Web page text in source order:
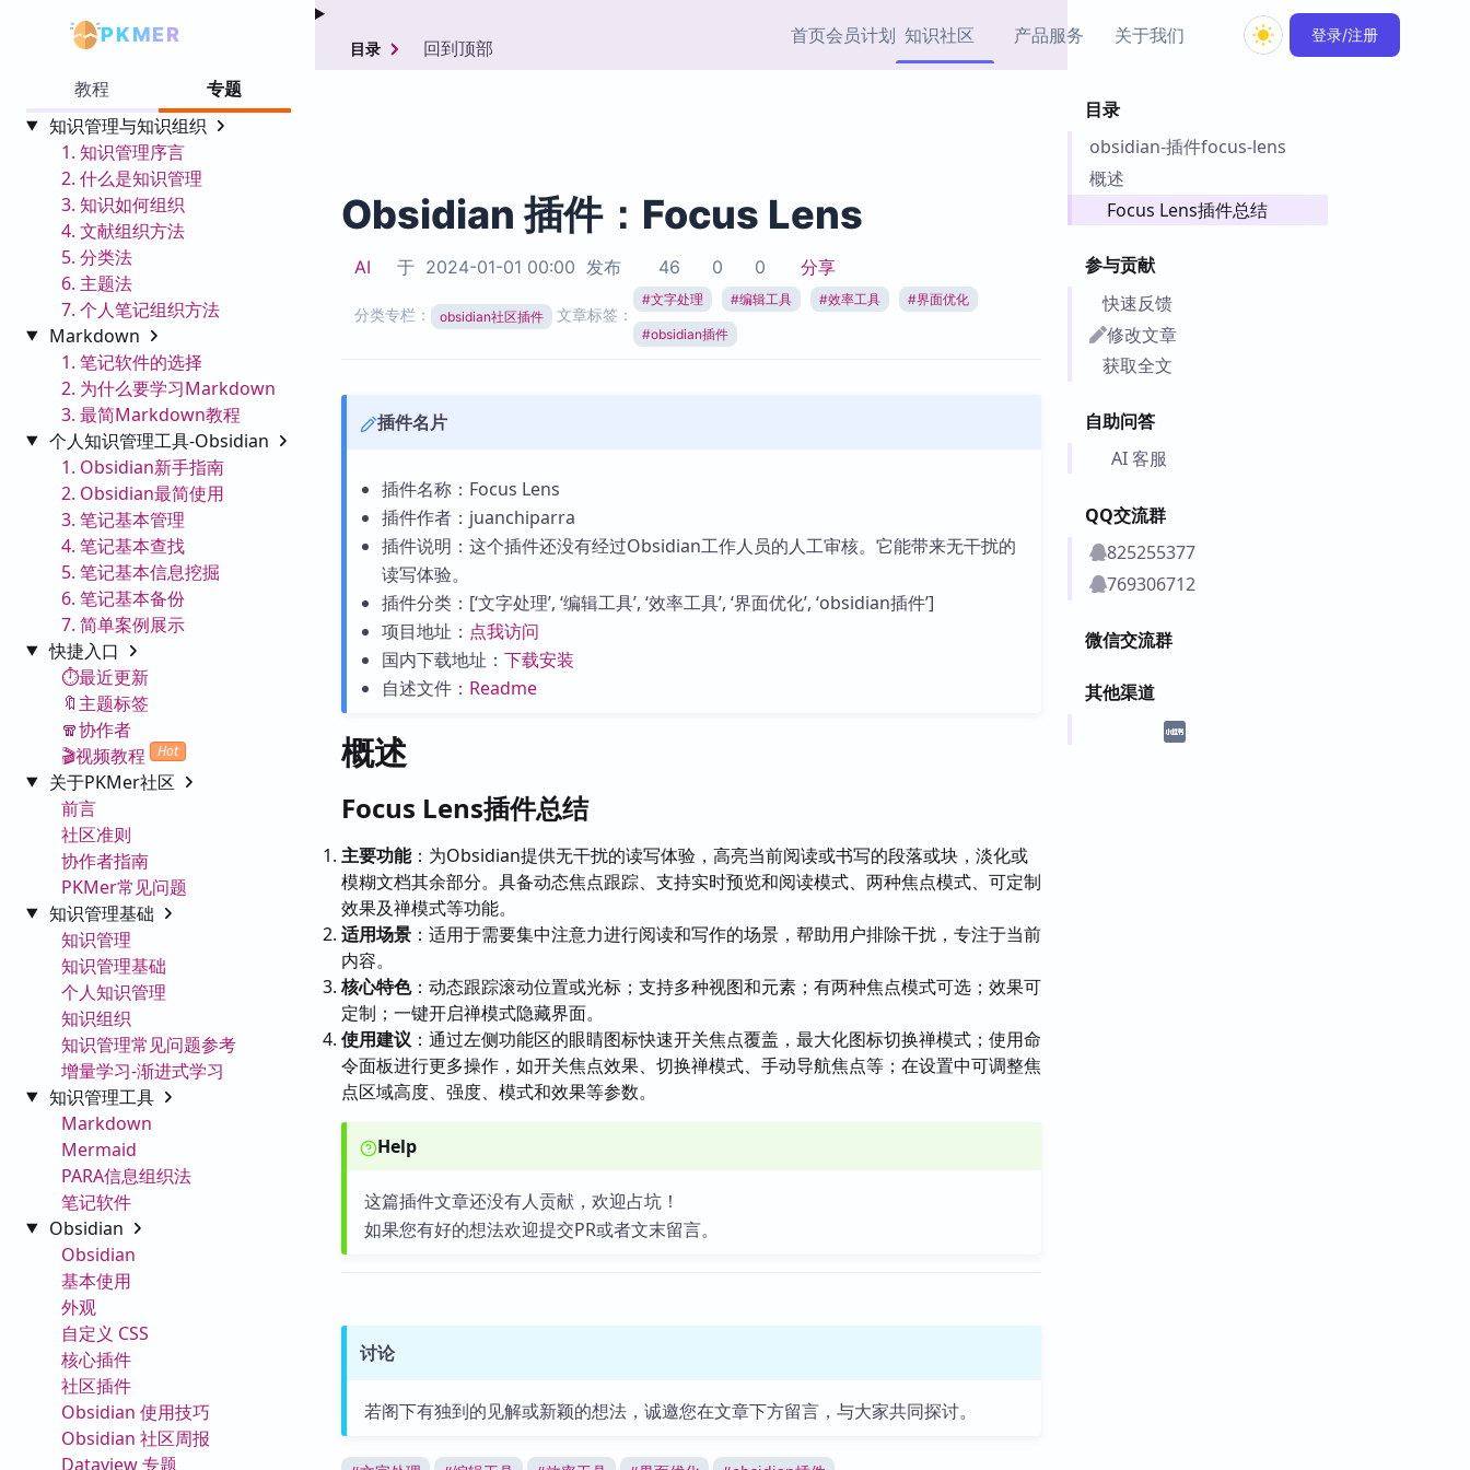
PKMER 首页会员计划 知识社区
协作者
热门链接 Top5
产品服务
加速访问 Obsidian 官方
市场
Zotero 插件
PKMer 出品的闪念笔记
插件
Obsidian 教程
关于我们 登录/注册
教程
专题
知识管理与知识组织
1. 知识管理序言
2. 什么是知识管理
3. 知识如何组织
4. 文献组织方法
5. 分类法
6. 主题法
7. 个人笔记组织方法
Markdown
1. 笔记软件的选择
2. 为什么要学习Markdown
3. 最简Markdown教程
个人知识管理工具-Obsidian
1. Obsidian新手指南
2. Obsidian最简使用
3. 笔记基本管理
4. 笔记基本查找
5. 笔记基本信息挖掘
6. 笔记基本备份
7. 简单案例展示
快捷入口
⏱️最近更新
🔖主题标签
🧣协作者
🎬视频教程
Hot
关于PKMer社区
前言
社区准则
协作者指南
PKMer常见问题
知识管理基础
知识管理
知识管理基础
个人知识管理
知识组织
知识管理常见问题参考
增量学习-渐进式学习
知识管理工具
Markdown
Mermaid
PARA信息组织法
笔记软件
Obsidian
Obsidian
基本使用
外观
自定义 CSS
核心插件
社区插件
Obsidian 使用技巧
Obsidian 社区周报
Dataview 专题
目录
obsidian-插件focus-lens
概述
Focus Lens插件总结
参与贡献
快速反馈
修改文章
获取全文
自助问答
AI 客服
QQ交流群
825255377
769306712
微信交流群
其他渠道
目录 回到顶部
Obsidian 插件：Focus Lens
AI 于 2024-01-01 00:00 发布 46 0 0 分享
分类专栏： obsidian社区插件 文章标签：
#文字处理 #编辑工具 #效率工具 #界面优化
#obsidian插件
插件名片
插件名称：Focus Lens
插件作者：juanchiparra
插件说明：这个插件还没有经过Obsidian工作人员的人工审核。它能带来无干扰的
读写体验。
插件分类：[‘文字处理’, ‘编辑工具’, ‘效率工具’, ‘界面优化’, ‘obsidian插件’]
项目地址： 点我访问
国内下载地址： 下载安装
自述文件： Readme
概述
Focus Lens插件总结
主要功能：为Obsidian提供无干扰的读写体验，高亮当前阅读或书写的段落或块，淡化或
模糊文档其余部分。具备动态焦点跟踪、支持实时预览和阅读模式、两种焦点模式、可定制
效果及禅模式等功能。
适用场景 ：适用于需要集中注意力进行阅读和写作的场景，帮助用户排除干扰，专注于当前
内容。
核心特色：动态跟踪滚动位置或光标；支持多种视图和元素；有两种焦点模式可选；效果可
定制；一键开启禅模式隐藏界面。
使用建议 ：通过左侧功能区的眼睛图标快速开关焦点覆盖，最大化图标切换禅模式；使用命
令面板进行更多操作，如开关焦点效果、切换禅模式、手动导航焦点等；在设置中可调整焦
点区域高度、强度、模式和效果等参数。
Help
这篇插件文章还没有人贡献，欢迎占坑！
如果您有好的想法欢迎提交PR或者文末留言。
讨论
若阁下有独到的见解或新颖的想法，诚邀您在文章下方留言，与大家共同探讨。